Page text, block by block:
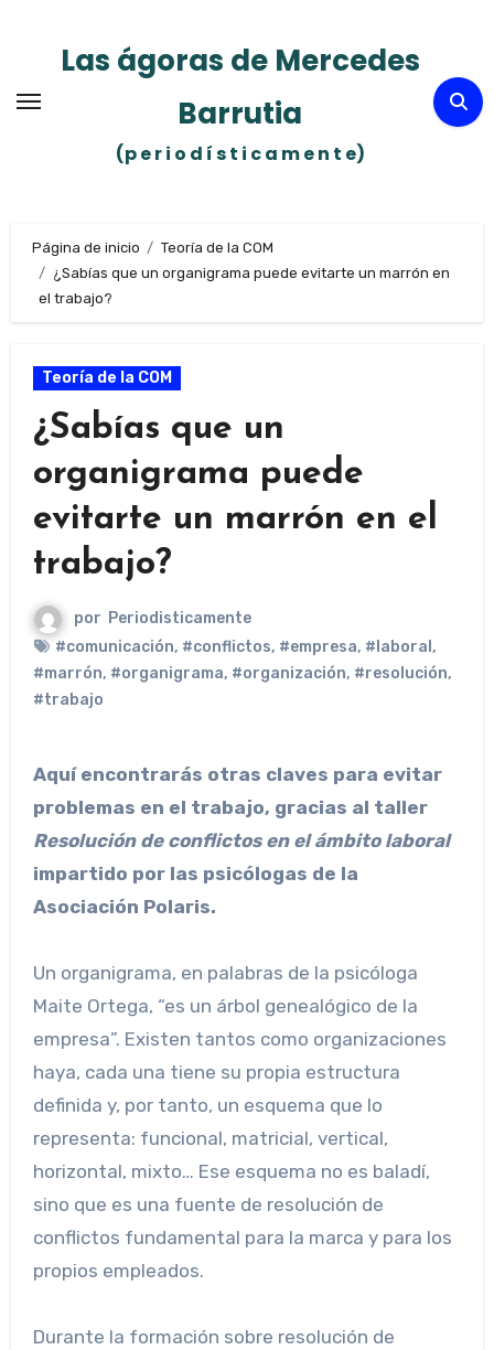
contenidoLas ágoras de Mercedes
Barrutia
(p e r i o d í s t i c a m e n t e)
Página de inicio
Teoría de la COM
¿Sabías que un organigrama puede evitarte un marrón en
el trabajo?
Teoría de la COM
¿Sabías que un
organigrama puede
evitarte un marrón en el
trabajo?
por Periodisticamente
#comunicación, #conflictos, #empresa, #laboral ,
#marrón, #organigrama, #organización, #resolución,
#trabajo
Aquí encontrarás otras claves para evitar
problemas en el trabajo, gracias al taller
Resolución de conflictos en el ámbito laboral
impartido por las psicólogas de la
Asociación Polaris.
Un organigrama, en palabras de la psicóloga
Maite Ortega, “es un árbol genealógico de la
empresa”. Existen tantos como organizaciones
haya, cada una tiene su propia estructura
definida y, por tanto, un esquema que lo
representa: funcional, matricial, vertical,
horizontal, mixto… Ese esquema no es baladí,
sino que es una fuente de resolución de
conflictos fundamental para la marca y para los
propios empleados.
Durante la formación sobre resolución de